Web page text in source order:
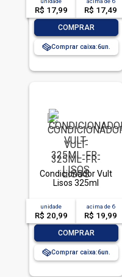
R$ 17,99 R$ 17,49
COMPRAR
Comprar caixa:6
Condicionador Vult
Lisos 325ml
unidade
R$ 20,99
acima de 6
R$ 19,99
COMPRAR
Comprar caixa:6